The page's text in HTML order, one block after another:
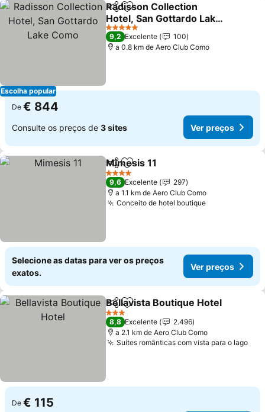
Escolha popular
PartilharAdicionar aos favoritos
Radisson Collection
Hotel, San Gottardo Lake
Como
Ver preços
5 Estrelas
9,2 Excelente
100
a 0.8 km de Aero Club Como
De € 844
Consulte os preços de 3 sites Ver preços
PartilharAdicionar aos favoritos
Mimesis 11
4 Estrelas
9,6 Excelente
297
a 1.1 km de Aero Club Como
Conceito de hotel boutiqueVer preços
Selecione as datas para ver os preços
exatos.
Ver preços
PartilharAdicionar aos favoritos
Bellavista Boutique Hotel
3 Estrelas
8,8 Excelente
2.496
a 2.1 km de Aero Club Como
Suítes românticas com vista para o lago
De € 115